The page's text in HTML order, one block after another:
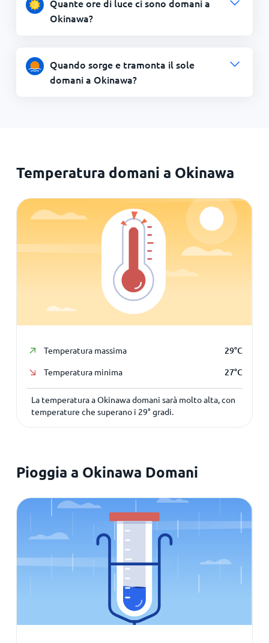
Quante ore di luce ci sono domani a
Okinawa?
Quando sorge e tramonta il sole
domani a Okinawa?
Temperatura domani a Okinawa
Temperatura massima 29°C
Temperatura minima 27°C
La temperatura a Okinawa domani sarà molto alta, con
temperature che superano i 29° gradi.
Pioggia a Okinawa Domani